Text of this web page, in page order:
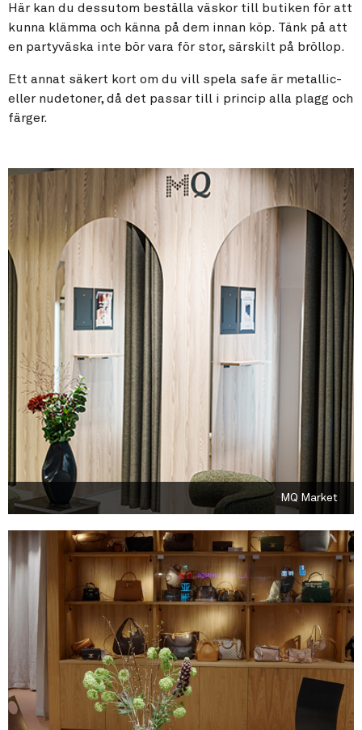
Här kan du dessutom beställa väskor till butiken för att
kunna klämma och känna på dem innan köp. Tänk på att
en partyväska inte bör vara för stor, särskilt på bröllop.
Ett annat säkert kort om du vill spela safe är metallic-
eller nudetoner, då det passar till i princip alla plagg och
färger.
MQ Market